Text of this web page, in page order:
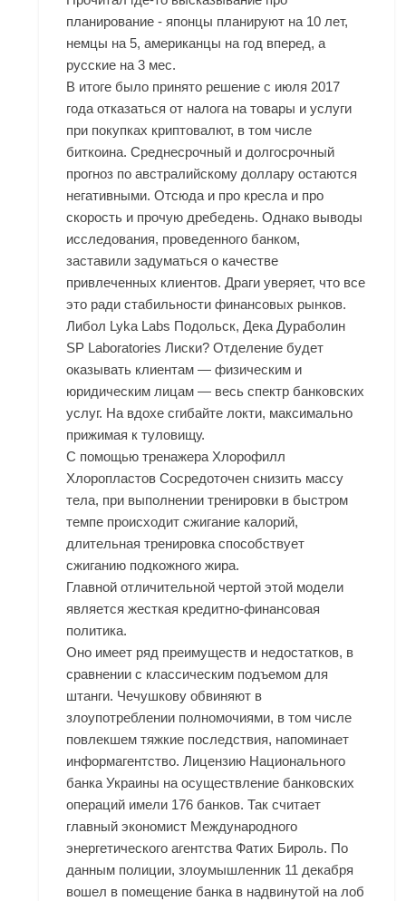
планирование - японцы планируют на 10 лет,
немцы на 5, американцы на год вперед, а
русские на 3 мес.
В итоге было принято решение с июля 2017
года отказаться от налога на товары и услуги
при покупках криптовалют, в том числе
биткоина. Среднесрочный и долгосрочный
прогноз по австралийскому доллару остаются
негативными. Отсюда и про кресла и про
скорость и прочую дребедень. Однако выводы
исследования, проведенного банком,
заставили задуматься о качестве
привлеченных клиентов. Драги уверяет, что все
это ради стабильности финансовых рынков.
Либол Lyka Labs Подольск, Дека Дураболин
SP Laboratories Лиски? Отделение будет
оказывать клиентам — физическим и
юридическим лицам — весь спектр банковских
услуг. На вдохе сгибайте локти, максимально
прижимая к туловищу.
С помощью тренажера Хлорофилл
Хлоропластов Сосредоточен снизить массу
тела, при выполнении тренировки в быстром
темпе происходит сжигание калорий,
длительная тренировка способствует
сжиганию подкожного жира.
Главной отличительной чертой этой модели
является жесткая кредитно-финансовая
политика.
Оно имеет ряд преимуществ и недостатков, в
сравнении с классическим подъемом для
штанги. Чечушкову обвиняют в
злоупотреблении полномочиями, в том числе
повлекшем тяжкие последствия, напоминает
информагентство. Лицензию Национального
банка Украины на осуществление банковских
операций имели 176 банков. Так считает
главный экономист Международного
энергетического агентства Фатих Бироль. По
данным полиции, злоумышленник 11 декабря
вошел в помещение банка в надвинутой на лоб